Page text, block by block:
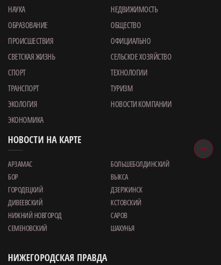
НАУКА
НЕДВИЖИМОСТЬ
ОБРАЗОВАНИЕ
ОБЩЕСТВО
ПРОИСШЕСТВИЯ
ОФИЦИАЛЬНО
СВЕТСКАЯ ЖИЗНЬ
СЕЛЬСКОЕ ХОЗЯЙСТВО
СПОРТ
ТЕХНОЛОГИИ
ТРАНСПОРТ
ТУРИЗМ
ЭКОЛОГИЯ
НОВОСТИ КОМПАНИИ
ЭКОНОМИКА
НОВОСТИ НА КАРТЕ
АРЗАМАС
БОЛЬШЕБОЛДИНСКИЙ
БОР
ВЫКСА
ГОРОДЕЦКИЙ
ДЗЕРЖИНСК
ДИВЕЕВСКИЙ
КСТОВСКИЙ
НИЖНИЙ НОВГОРОД
САРОВ
СЕМЕНОВСКИЙ
ШАХУНЬЯ
НИЖЕГОРОДСКАЯ ПРАВДА